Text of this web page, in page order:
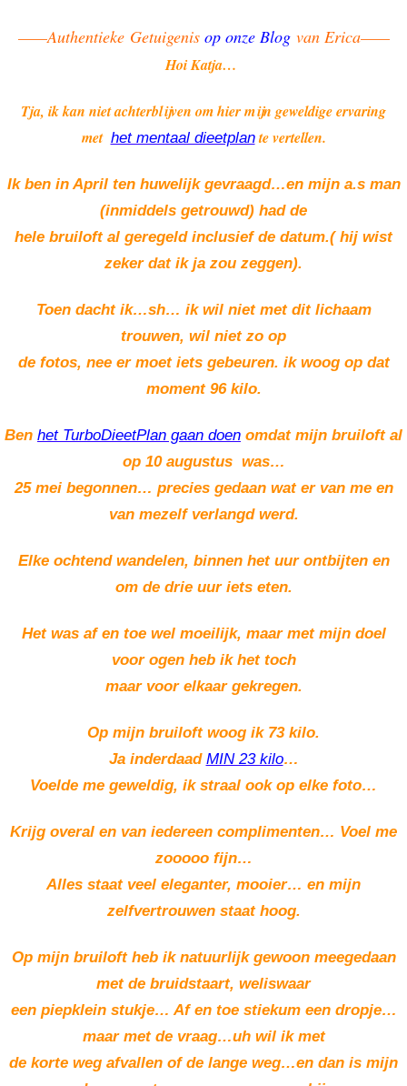
——Authentieke Getuigenis op onze Blogvan Erica——
Hoi Katja…
Tja, ik kan niet achterblijven om hier mijn geweldige ervaring
met het mentaal dieetplante vertellen.
Ik ben in April ten huwelijk gevraagd…en mijn a.s man
(inmiddels getrouwd) had de
hele bruiloft al geregeld inclusief de datum.( hij wist
zeker dat ik ja zou zeggen).
Toen dacht ik…sh… ik wil niet met dit lichaam
trouwen, wil niet zo op
de fotos, nee er moet iets gebeuren. ik woog op dat
moment 96 kilo.
Ben het TurboDieetPlan gaan doen omdat mijn bruiloft al
op 10 augustus was…
25 mei begonnen… precies gedaan wat er van me en
van mezelf verlangd werd.
Elke ochtend wandelen, binnen het uur ontbijten en
om de drie uur iets eten.
Het was af en toe wel moeilijk, maar met mijn doel
voor ogen heb ik het toch
maar voor elkaar gekregen.
Op mijn bruiloft woog ik 73 kilo.
Ja inderdaad MIN 23 kilo…
Voelde me geweldig, ik straal ook op elke foto…
Krijg overal en van iedereen complimenten… Voel me
zooooo fijn…
Alles staat veel eleganter, mooier… en mijn
zelfvertrouwen staat hoog.
Op mijn bruiloft heb ik natuurlijk gewoon meegedaan
met de bruidstaart, weliswaar
een piepklein stukje… Af en toe stiekum een dropje…
maar met de vraag…uh wil ik met
de korte weg afvallen of de lange weg…en dan is mijn